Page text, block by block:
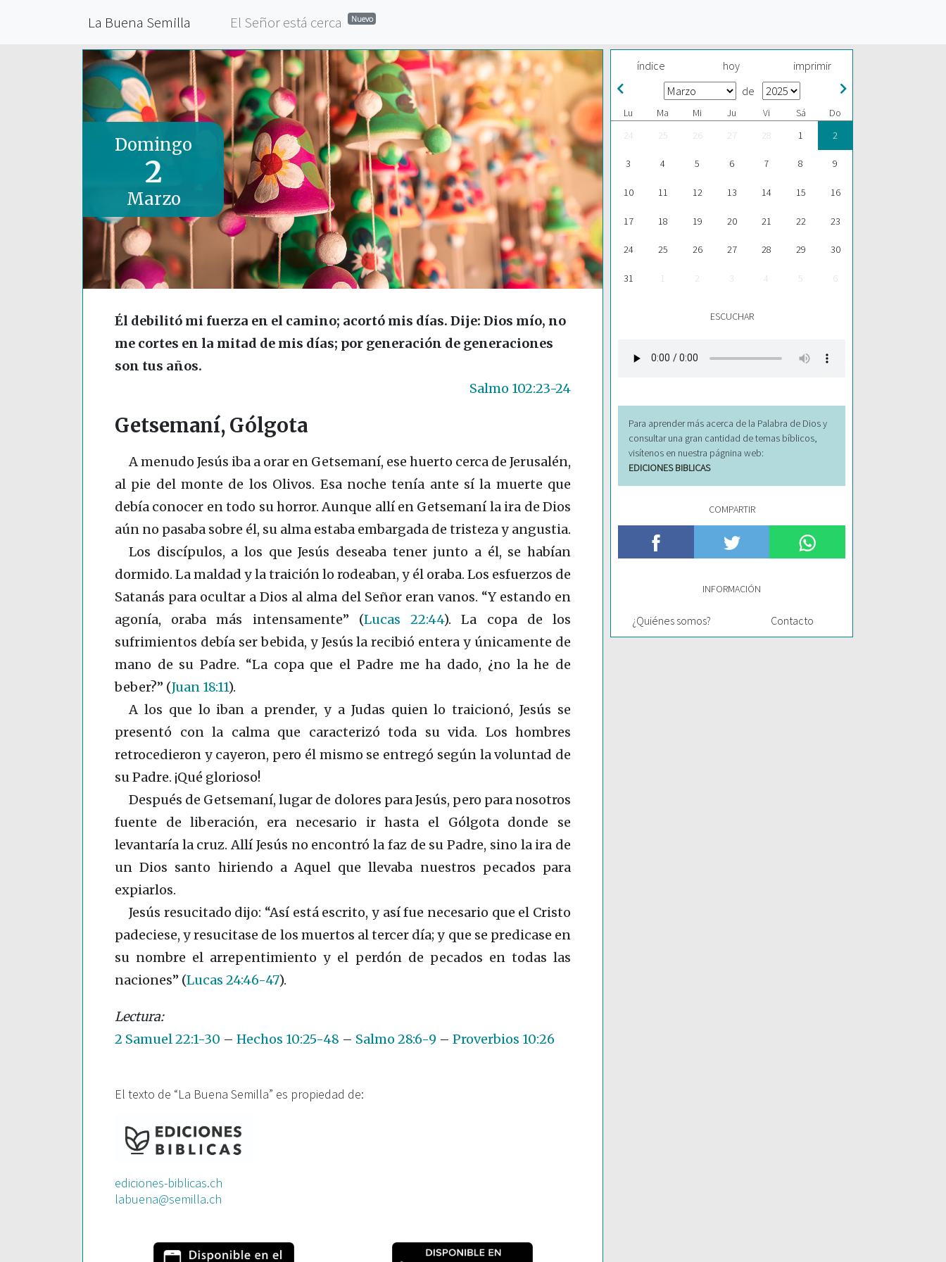
La Buena Semilla El Señor está cerca Nuevo
Domingo
2
Marzo
Él debilitó mi fuerza en el camino; acortó mis días. Dije: Dios mío, no
me cortes en la mitad de mis días; por generación de generaciones
son tus años.
Salmo 102:23-24
Getsemaní, Gólgota
A menudo Jesús iba a orar en Getsemaní, ese huerto cerca de Jerusalén,
al pie del monte de los Olivos. Esa noche tenía ante sí la muerte que
debía conocer en todo su horror. Aunque allí en Getsemaní la ira de Dios
aún no pasaba sobre él, su alma estaba embargada de tristeza y angustia.
Los discípulos, a los que Jesús deseaba tener junto a él, se habían
dormido. La maldad y la traición lo rodeaban, y él oraba. Los esfuerzos de
Satanás para ocultar a Dios al alma del Señor eran vanos. “Y estando en
agonía, oraba más intensamente” (Lucas 22:44). La copa de los
sufrimientos debía ser bebida, y Jesús la recibió entera y únicamente de
mano de su Padre. “La copa que el Padre me ha dado, ¿no la he de
beber?” (Juan 18:11).
A los que lo iban a prender, y a Judas quien lo traicionó, Jesús se
presentó con la calma que caracterizó toda su vida. Los hombres
retrocedieron y cayeron, pero él mismo se entregó según la voluntad de
su Padre. ¡Qué glorioso!
Después de Getsemaní, lugar de dolores para Jesús, pero para nosotros
fuente de liberación, era necesario ir hasta el Gólgota donde se
levantaría la cruz. Allí Jesús no encontró la faz de su Padre, sino la ira de
un Dios santo hiriendo a Aquel que llevaba nuestros pecados para
expiarlos.
Jesús resucitado dijo: “Así está escrito, y así fue necesario que el Cristo
padeciese, y resucitase de los muertos al tercer día; y que se predicase en
su nombre el arrepentimiento y el perdón de pecados en todas las
naciones” (Lucas 24:46-47).
2 Samuel 22:1-30 – Hechos 10:25-48 – Salmo 28:6-9 – Proverbios 10:26
El texto de “La Buena Semilla” es propiedad de:
ediciones-biblicas.ch
labuena@semilla.ch
índice hoy imprimir
de
Lu Ma Mi Ju Vi Sá
Do
24
25 26 27 28 1 2
3 4 5 6 7 8 9
10 11 12 13 14 15 16
17 18 19 20 21 22 23
24 25 26 27 28 29 30
31 1 2 3 4 5 6
ESCUCHAR
Para aprender más acerca de la Palabra de Dios y
consultar una gran cantidad de temas bíblicos,
visítenos en nuestra págnina web:
EDICIONES BIBLICAS
COMPARTIR
INFORMACIÓN
¿Quiénes somos? Contacto